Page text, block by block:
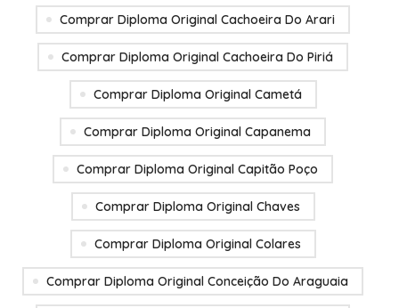
Comprar Diploma Original Cachoeira Do Arari
Comprar Diploma Original Cachoeira Do Piriá
Comprar Diploma Original Cametá
Comprar Diploma Original Capanema
Comprar Diploma Original Capitão Poço
Comprar Diploma Original Chaves
Comprar Diploma Original Colares
Comprar Diploma Original Conceição Do Araguaia